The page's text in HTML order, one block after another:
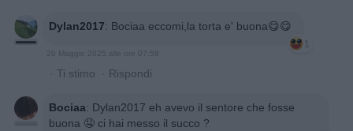
Dylan2017: Bociaa eccomi,la torta e' buona😋😋
1
20 Maggio 2025 alle ore 07:58
· Ti stimo · Rispondi
Bociaa: Dylan2017 eh avevo il sentore che fosse
buona 🤤 ci hai messo il succo ?